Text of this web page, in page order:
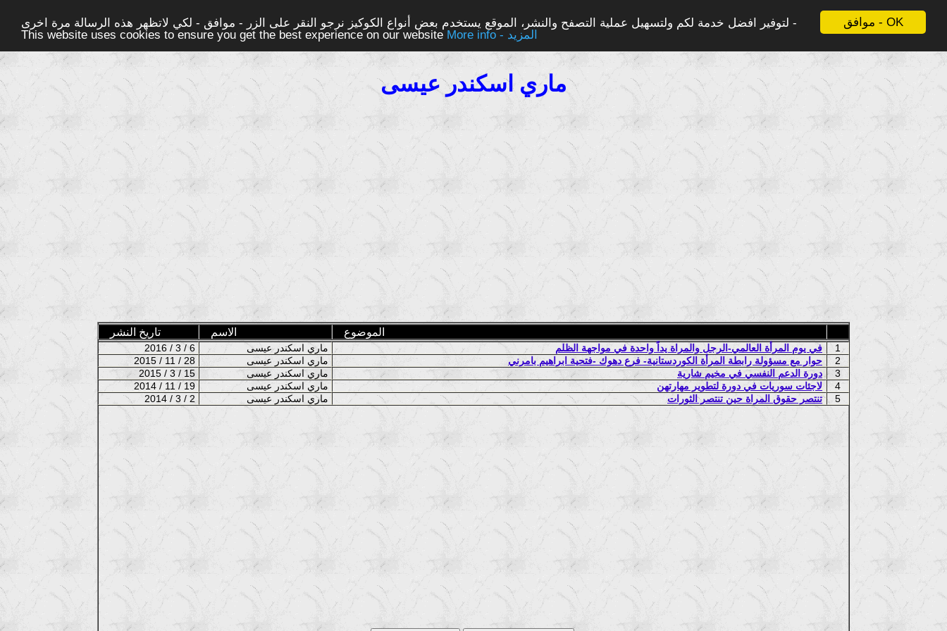
موافق - OK
لتوفير افضل خدمة لكم ولتسهيل عملية التصفح والنشر، الموقع يستخدم بعض أنواع الكوكيز نرجو النقر على الزر - موافق - لكي لاتظهر هذه الرسالة مرة اخرى -
This website uses cookies to ensure you get the best experience on our website
More info - المزيد
ماري اسكندر عيسى
تاريخ النشر الاسم الموضوع
2016 / 3 / 6 في يوم المرأة العالمي-الرجل والمراة يداً واحدة في مواجهة الظلم
1
2015 / 11 / 28
حوار مع مسؤولة رابطة المرأة الكوردستانية- فرع دهوك -فتحية ابراهيم بامرني
2
2015 / 3 / 15
دورة الدعم النفسي في مخيم شارية
3
2014 / 11 / 19
لاجئات سوريات في دورة لتطوير مهارتهن
4
2014 / 3 / 2
تنتصر حقوق المراة حين تنتصر الثورات 5